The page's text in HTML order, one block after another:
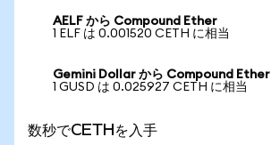
AELF から Compound Ether
1 ELF は 0.001520 CETH に相当
Gemini Dollar から Compound Ether
1 GUSD は 0.025927 CETH に相当
数秒でCETHを入手